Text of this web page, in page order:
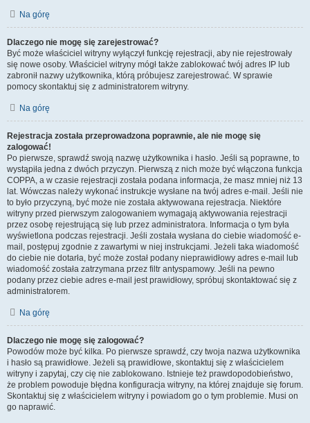
Na górę
Dlaczego nie mogę się zarejestrować?
Być może właściciel witryny wyłączył funkcję rejestracji, aby nie rejestrowały
się nowe osoby. Właściciel witryny mógł także zablokować twój adres IP lub
zabronił nazwy użytkownika, którą próbujesz zarejestrować. W sprawie
pomocy skontaktuj się z administratorem witryny.
Na górę
Rejestracja została przeprowadzona poprawnie, ale nie mogę się
zalogować!
Po pierwsze, sprawdź swoją nazwę użytkownika i hasło. Jeśli są poprawne, to
wystąpiła jedna z dwóch przyczyn. Pierwszą z nich może być włączona funkcja
COPPA, a w czasie rejestracji została podana informacja, że masz mniej niż 13
lat. Wówczas należy wykonać instrukcje wysłane na twój adres e-mail. Jeśli nie
to było przyczyną, być może nie została aktywowana rejestracja. Niektóre
witryny przed pierwszym zalogowaniem wymagają aktywowania rejestracji
przez osobę rejestrującą się lub przez administratora. Informacja o tym była
wyświetlona podczas rejestracji. Jeśli została wysłana do ciebie wiadomość e-
mail, postępuj zgodnie z zawartymi w niej instrukcjami. Jeżeli taka wiadomość
do ciebie nie dotarła, być może został podany nieprawidłowy adres e-mail lub
wiadomość została zatrzymana przez filtr antyspamowy. Jeśli na pewno
podany przez ciebie adres e-mail jest prawidłowy, spróbuj skontaktować się z
administratorem.
Na górę
Dlaczego nie mogę się zalogować?
Powodów może być kilka. Po pierwsze sprawdź, czy twoja nazwa użytkownika
i hasło są prawidłowe. Jeżeli są prawidłowe, skontaktuj się z właścicielem
witryny i zapytaj, czy cię nie zablokowano. Istnieje też prawdopodobieństwo,
że problem powoduje błędna konfiguracja witryny, na której znajduje się forum.
Skontaktuj się z właścicielem witryny i powiadom go o tym problemie. Musi on
go naprawić.